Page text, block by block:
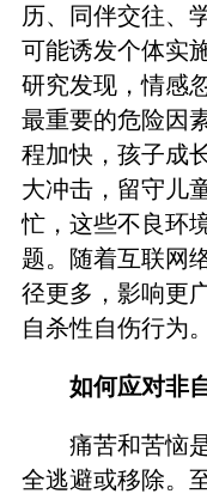
历、同伴交往、
可能诱发个体实
研究发现，情感
最重要的危险因
程加快，孩子成
大冲击，留守儿
忙，这些不良环
题。随着互联网
径更多，影响更
自杀性自伤行为。
如何应对非
痛苦和苦恼
全逃避或移除。